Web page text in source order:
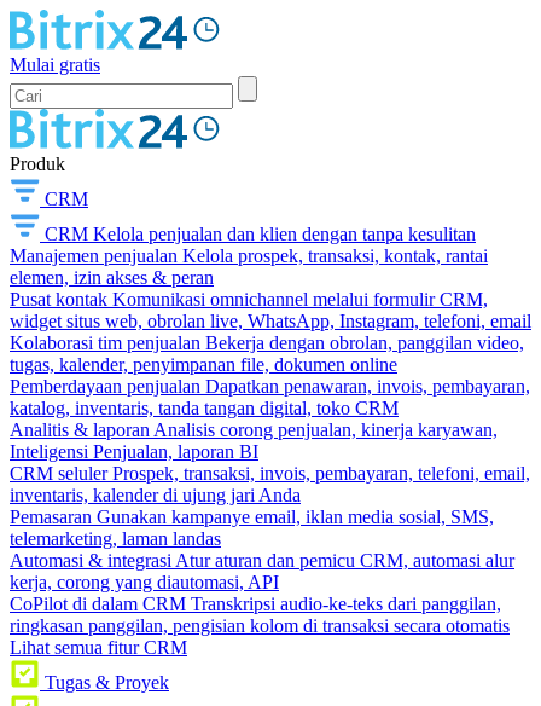
Mulai gratis
Produk
CRM
CRM Kelola penjualan dan klien dengan tanpa kesulitan
Manajemen penjualan Kelola prospek, transaksi, kontak, rantai
elemen, izin akses & peran
Pusat kontak Komunikasi omnichannel melalui formulir CRM,
widget situs web, obrolan live, WhatsApp, Instagram, telefoni, email
Kolaborasi tim penjualan Bekerja dengan obrolan, panggilan video,
tugas, kalender, penyimpanan file, dokumen online
Pemberdayaan penjualan Dapatkan penawaran, invois, pembayaran,
katalog, inventaris, tanda tangan digital, toko CRM
Analitis & laporan Analisis corong penjualan, kinerja karyawan,
Inteligensi Penjualan, laporan BI
CRM seluler Prospek, transaksi, invois, pembayaran, telefoni, email,
inventaris, kalender di ujung jari Anda
Pemasaran Gunakan kampanye email, iklan media sosial, SMS,
telemarketing, laman landas
Automasi & integrasi Atur aturan dan pemicu CRM, automasi alur
kerja, corong yang diautomasi, API
CoPilot di dalam CRM Transkripsi audio-ke-teks dari panggilan,
ringkasan panggilan, pengisian kolom di transaksi secara otomatis
Lihat semua fitur CRM
Tugas & Proyek